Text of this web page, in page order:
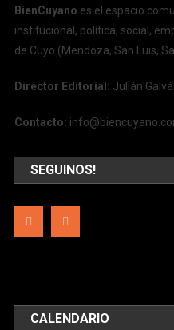
BienCuyano es el espacio
institucional, política, social,
de Cuyo (Mendoza, San Luis,
Director Editorial: Julián
Contacto:
SEGUINOS!
CALENDARIO